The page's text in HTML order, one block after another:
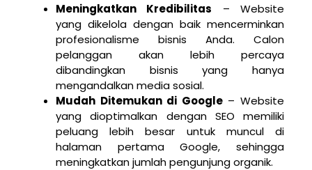
Meningkatkan Kredibilitas – Website
yang dikelola dengan baik mencerminkan
profesionalisme bisnis Anda. Calon
pelanggan akan lebih percaya
dibandingkan bisnis yang hanya
mengandalkan media sosial.
Mudah Ditemukan di Google– Website
yang dioptimalkan dengan SEO memiliki
peluang lebih besar untuk muncul di
halaman pertama Google, sehingga
meningkatkan jumlah pengunjung organik.